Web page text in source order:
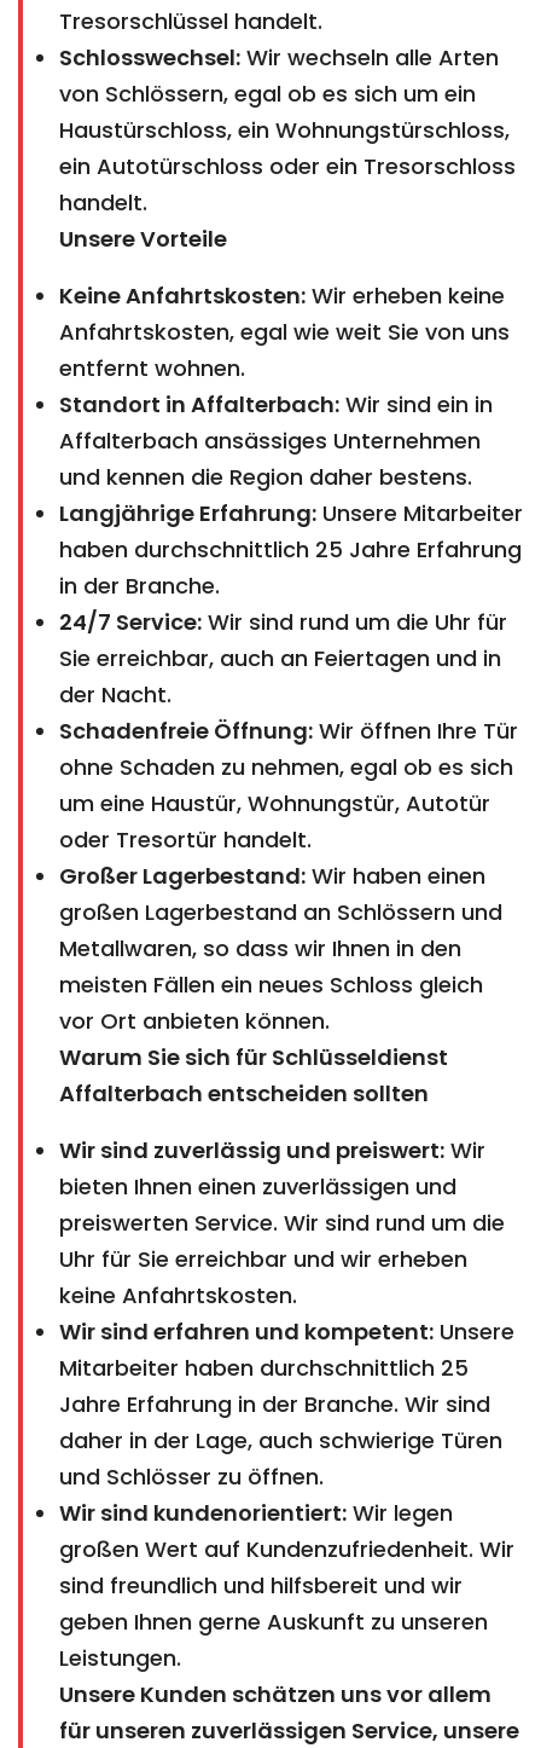
Tresorschlüssel handelt.
Schlosswechsel: Wir wechseln alle Arten
von Schlössern, egal ob es sich um ein
Haustürschloss, ein Wohnungstürschloss,
ein Autotürschloss oder ein Tresorschloss
handelt.
Unsere Vorteile
Keine Anfahrtskosten: Wir erheben keine
Anfahrtskosten, egal wie weit Sie von uns
entfernt wohnen.
Standort in Affalterbach: Wir sind ein in
Affalterbach ansässiges Unternehmen
und kennen die Region daher bestens.
Langjährige Erfahrung: Unsere Mitarbeiter
haben durchschnittlich 25 Jahre Erfahrung
in der Branche.
24/7 Service: Wir sind rund um die Uhr für
Sie erreichbar, auch an Feiertagen und in
der Nacht.
Schadenfreie Öffnung: Wir öffnen Ihre Tür
ohne Schaden zu nehmen, egal ob es sich
um eine Haustür, Wohnungstür, Autotür
oder Tresortür handelt.
Großer Lagerbestand: Wir haben einen
großen Lagerbestand an Schlössern und
Metallwaren, so dass wir Ihnen in den
meisten Fällen ein neues Schloss gleich
vor Ort anbieten können.
Warum Sie sich für Schlüsseldienst
Affalterbach entscheiden sollten
Wir sind zuverlässig und preiswert: Wir
bieten Ihnen einen zuverlässigen und
preiswerten Service. Wir sind rund um die
Uhr für Sie erreichbar und wir erheben
keine Anfahrtskosten.
Wir sind erfahren und kompetent: Unsere
Mitarbeiter haben durchschnittlich 25
Jahre Erfahrung in der Branche. Wir sind
daher in der Lage, auch schwierige Türen
und Schlösser zu öffnen.
Wir sind kundenorientiert: Wir legen
großen Wert auf Kundenzufriedenheit. Wir
sind freundlich und hilfsbereit und wir
geben Ihnen gerne Auskunft zu unseren
Leistungen.
Unsere Kunden schätzen uns vor allem
für unseren zuverlässigen Service, unsere